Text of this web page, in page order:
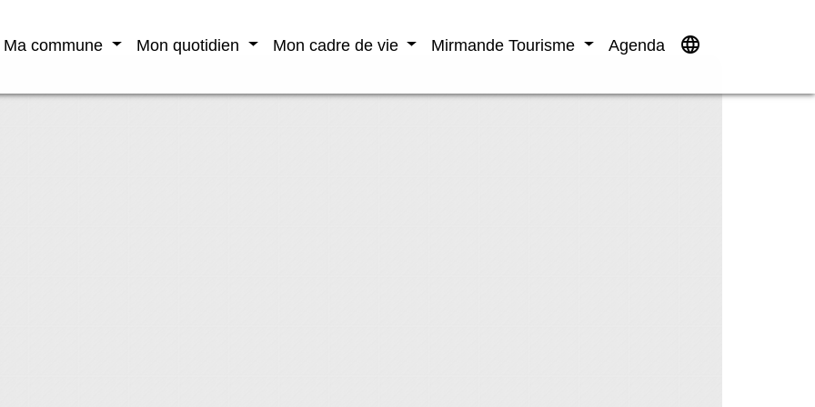
Ma commune Mon quotidien Mon cadre de vie Mirmande Tourisme Agenda language